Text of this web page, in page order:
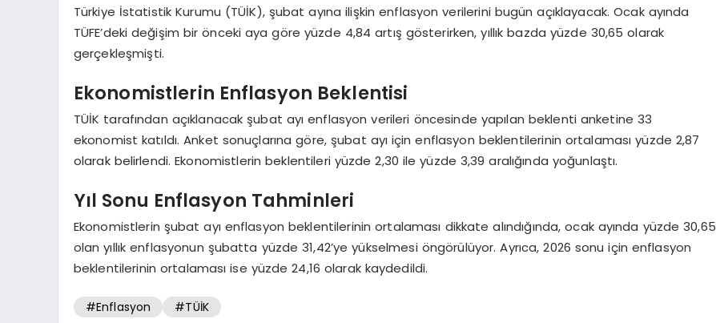
Türkiye İstatistik Kurumu (TÜİK), şubat ayına ilişkin enflasyon verilerini bugün açıklayacak. Ocak ayında
TÜFE’deki değişim bir önceki aya göre yüzde 4,84 artış gösterirken, yıllık bazda yüzde 30,65 olarak
gerçekleşmişti.
Ekonomistlerin Enflasyon Beklentisi
TÜİK tarafından açıklanacak şubat ayı enflasyon verileri öncesinde yapılan beklenti anketine 33
ekonomist katıldı. Anket sonuçlarına göre, şubat ayı için enflasyon beklentilerinin ortalaması yüzde 2,87
olarak belirlendi. Ekonomistlerin beklentileri yüzde 2,30 ile yüzde 3,39 aralığında yoğunlaştı.
Yıl Sonu Enflasyon Tahminleri
Ekonomistlerin şubat ayı enflasyon beklentilerinin ortalaması dikkate alındığında, ocak ayında yüzde 30,65
olan yıllık enflasyonun şubatta yüzde 31,42’ye yükselmesi öngörülüyor. Ayrıca, 2026 sonu için enflasyon
beklentilerinin ortalaması ise yüzde 24,16 olarak kaydedildi.
#Enflasyon #TÜİK